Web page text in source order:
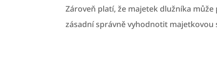
Zároveň platí, že majetek dlužníka
zásadní správně vyhodnotit